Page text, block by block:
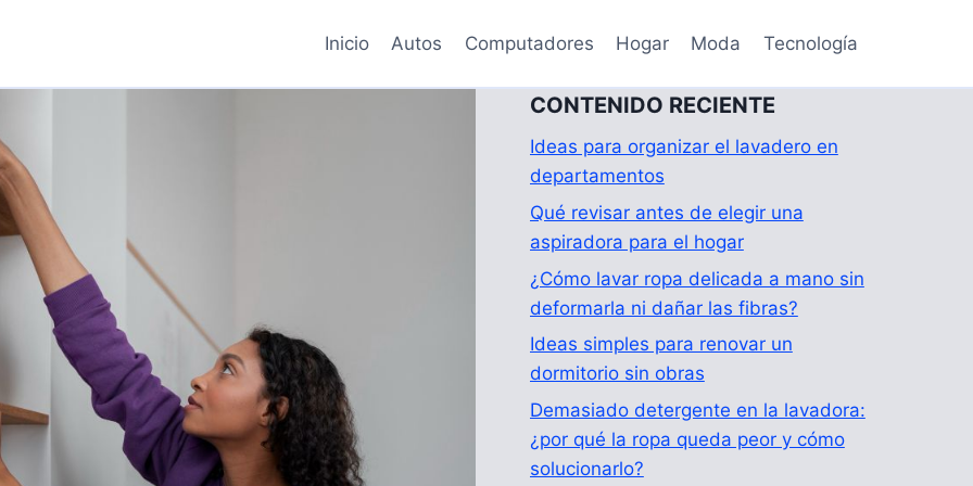
Inicio Autos Computadores Hogar Moda Tecnología
CONTENIDO RECIENTE
Ideas para organizar el lavadero en
departamentos
Qué revisar antes de elegir una
aspiradora para el hogar
¿Cómo lavar ropa delicada a mano sin
deformarla ni dañar las fibras?
Ideas simples para renovar un
dormitorio sin obras
Demasiado detergente en la lavadora:
¿por qué la ropa queda peor y cómo
solucionarlo?